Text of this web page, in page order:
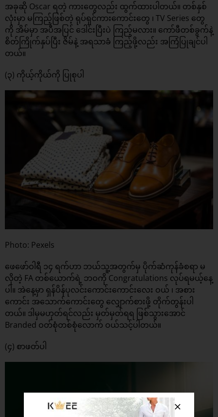
အခုဆို Oscar ရတဲ့ ကားတွေလည်း ထွက်ထားပါတယ်။ တစ်နှစ်
လုံးမှာ မကြည့်ဖြစ်တဲ့ ရုပ်ရှင်ကားကောင်းတွေ ၊ TV Series တွေ
ကို အိမ်မှာ အပီအပြင် ဒေါင်းပြီးပဲ ကြည့်မလား။ ကော်ဖီတစ်ခွက်နဲ့
စိတ်ကြိုက်နှပ်ပြီး ဇိမ်နဲ့ အရသာခံ ကြည့်ဖို့လည်း အကြံပြုချင်ပါ
တယ်။
(၃) ကိုယ့်ကိုယ်ကို ပြုစုပါ
Photo: Pexels
ဖေဖော်ဝါရီ ၁၄ ရက်ဟာ ဘယ်သူ့အတွက်မှ ပိုက်ဆံကုန်ခံစရာ မ
လိုတဲ့ FA တစ်ယောက်ရဲ့ ဘဝကို Congratulations လုပ်ရမယ့်နေ့
ပါ။ အဲနေ့မှာ ရှန်ပိန်ပုလင်းကောင်းကောင်းလေး ဝယ် ၊ အစား
ကောင်း အသောက်ကောင်းတွေ လျှောက်စားဖို့ တိုက်တွန်းပါ
တယ်။ ဒါမှမဟုတ်ရင်လည်း မှတ်မှတ်ရရ ဖြစ်သွားအောင်
Branded ဝတ်စုံတစ်စုံလောက် ဝယ်သင့်ပါတယ်။
(၄) စာဖတ်ပါ